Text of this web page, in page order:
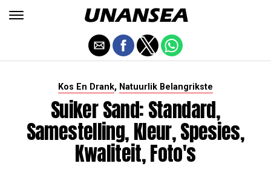
Kos En Drank, Natuurlik Belangrikste
Suiker Sand: Standard,
Samestelling, Kleur, Spesies,
Kwaliteit, Foto's